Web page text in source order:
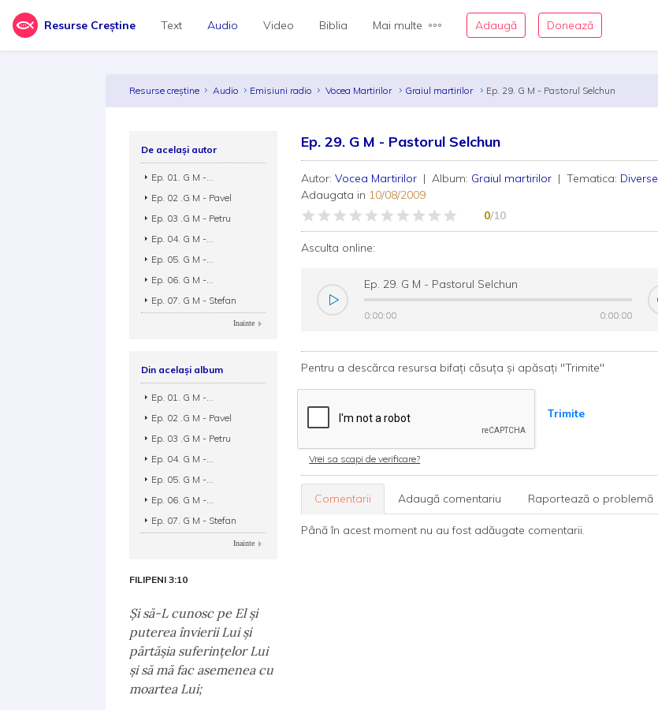
Resurse Creștine Text Audio Video Biblia Mai multe Adaugă Donează
Resurse creștine Audio Emisiuni radio Vocea Martirilor Graiul martirilor Ep. 29. G M - Pastorul Selchun
Ep. 29. G M - Pastorul Selchun
Autor:Vocea Martirilor | Album: Graiul martirilor | Tematica: Diverse
Adaugata in 10/08/2009
0/10
Asculta online:
Ep. 29. G M - Pastorul Selchun
0:00:00 0:00:00
0:00:00 0:00:00
Pentru a descărca resursa bifați căsuța și apăsați "Trimite"
Trimite
Vrei sa scapi de verificare?
Comentarii Adaugă comentariu Raportează o problemă
Până în acest moment nu au fost adăugate comentarii.
De același autor
Ep. 01. G M -...
Ep. 02 .G M - Pavel
Ep. 03 .G M - Petru
Ep. 04. G M -...
Ep. 05. G M -...
Ep. 06. G M -...
Ep. 07. G M - Stefan
Inainte
Din același album
Ep. 01. G M -...
Ep. 02 .G M - Pavel
Ep. 03 .G M - Petru
Ep. 04. G M -...
Ep. 05. G M -...
Ep. 06. G M -...
Ep. 07. G M - Stefan
Inainte
FILIPENI 3:10
Şi să-L cunosc pe El şi
puterea învierii Lui şi
părtăşia suferinţelor Lui
şi să mă fac asemenea cu
moartea Lui;